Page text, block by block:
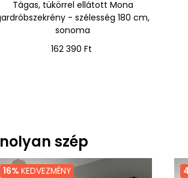
Tágas, tükörrel ellátott Mona
- szélesség 180 cm,
sonoma
Ár
162 390 Ft
szép
16% KEDVEZMÉNY